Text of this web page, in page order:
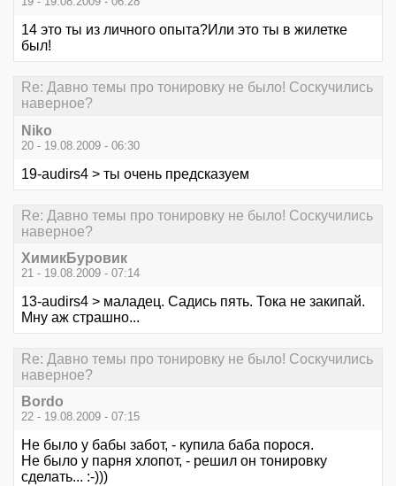
14 это ты из личного опыта?Или это ты в жилетке
был!
Re: Давно темы про тонировку не было! Соскучились
наверное?
Niko
20 - 19.08.2009 - 06:30
19-audirs4 > ты очень предсказуем
Re: Давно темы про тонировку не было! Соскучились
наверное?
ХимикБуровик
21 - 19.08.2009 - 07:14
13-audirs4 > маладец. Садись пять. Тока не закипай.
Мну аж страшно...
Re: Давно темы про тонировку не было! Соскучились
наверное?
Bordo
22 - 19.08.2009 - 07:15
Не было у бабы забот, - купила баба порося.
Не было у парня хлопот, - решил он тонировку
сделать... :-)))